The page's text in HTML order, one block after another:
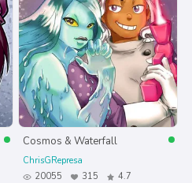
Cosmos & Waterfall
ChrisGRepresa
20055
315 4.7